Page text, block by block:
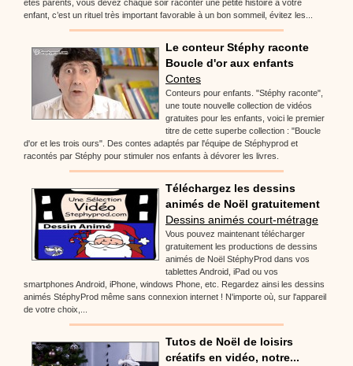
êtes parents, vous devez chaque soir raconter une petite histoire à votre
enfant, c’est un rituel très important favorable à un bon sommeil, évitez les...
Le conteur Stéphy raconte
Boucle d'or aux enfants
Contes
Conteurs pour enfants. "Stéphy raconte",
une toute nouvelle collection de vidéos
gratuites pour les enfants, voici le premier
titre de cette superbe collection : "Boucle
d'or et les trois ours". Des contes adaptés par l'équipe de Stéphyprod et
racontés par Stéphy pour stimuler nos enfants à dévorer les livres.
Téléchargez les dessins
animés de Noël gratuitement
Dessins animés court-métrage
Vous pouvez maintenant télécharger
gratuitement les productions de dessins
animés de Noël StéphyProd dans vos
tablettes Android, iPad ou vos
smartphones Android, iPhone, windows Phone, etc. Regardez ainsi les dessins
animés StéphyProd même sans connexion internet ! N'importe où, sur l'appareil
de votre choix,...
Tutos de Noël de loisirs
créatifs en vidéo, notre...